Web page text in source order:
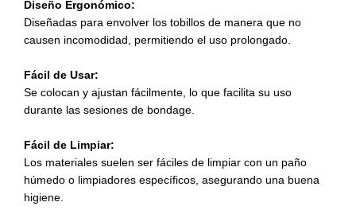
Diseño Ergonómico:
Diseñadas para envolver los tobillos de manera que no
causen incomodidad, permitiendo el uso prolongado.
Fácil de Usar:
Se colocan y ajustan fácilmente, lo que facilita su uso
durante las sesiones de bondage.
Fácil de Limpiar:
Los materiales suelen ser fáciles de limpiar con un paño
húmedo o limpiadores específicos, asegurando una buena
higiene.